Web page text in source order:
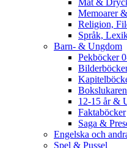
Mat &
Memoarer
Religion,
Språk,
Barn- & Ungdom
Pekböcker
12-15 år &
Faktaböcker
Saga &
Engelska och
Spel & Pussel